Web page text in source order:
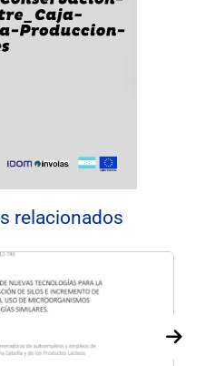
relacionados